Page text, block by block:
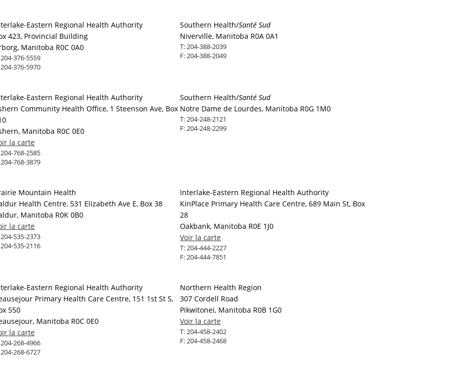
Eastern Regional Health Authority
423, Provincial Building
Manitoba R0C 0A0
204-376-5559
204-376-5970
Southern Health/Santé Sud
Niverville, Manitoba R0A 0A1
T:204-388-2039
F:204-388-2049
Eastern Regional Health Authority
Community Health Office, 1 Steenson Ave, Box
Manitoba R0C 0E0
la carte
204-768-2585
204-768-3879
Southern Health/Santé Sud
Notre Dame de Lourdes, Manitoba R0G 1M0
T:204-248-2121
F:204-248-2299
Mountain Health
Health Centre, 531 Elizabeth Ave E, Box 38
Manitoba R0K 0B0
la carte
204-535-2373
204-535-2116
Interlake-Eastern Regional Health Authority
KinPlace Primary Health Care Centre, 689 Main St, Box
28
Oakbank, Manitoba R0E 1J0
Voir la carte
T:204-444-2227
F:204-444-7851
Eastern Regional Health Authority
Primary Health Care Centre, 151 1st St S,
550
Manitoba R0C 0E0
la carte
204-268-4966
204-268-6727
Northern Health Region
307 Cordell Road
Pikwitonei, Manitoba R0B 1G0
Voir la carte
T:204-458-2402
F:204-458-2468